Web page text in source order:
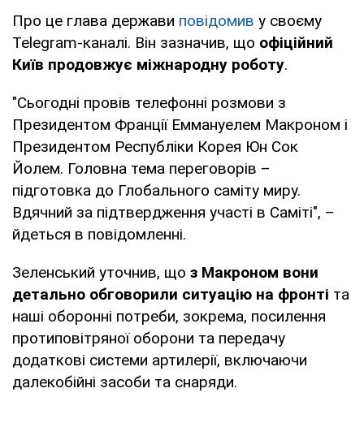
Про це глава держави повідомив у своєму
Telegram-каналі. Він зазначив, що офіційний
Київ продовжує міжнародну роботу.
"Сьогодні провів телефонні розмови з
Президентом Франції Еммануелем Макроном і
Президентом Республіки Корея Юн Сок
Йолем. Головна тема переговорів –
підготовка до Глобального саміту миру.
Вдячний за підтвердження участі в Саміті", –
йдеться в повідомленні.
Зеленський уточнив, що з Макроном вони
детально обговорили ситуацію на фронті та
наші оборонні потреби, зокрема, посилення
протиповітряної оборони та передачу
додаткові системи артилерії, включаючи
далекобійні засоби та снаряди.